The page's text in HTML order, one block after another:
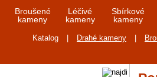
Broušené
kameny
Léčivé
kameny
Sbírkové
kameny
Katalog Drahé kameny